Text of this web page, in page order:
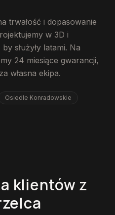
trwałość i dopasowanie
w 3D i
służyły latami. Na
24 miesiące gwarancji,
własna ekipa.
Osiedle Konradowskie
klientów z